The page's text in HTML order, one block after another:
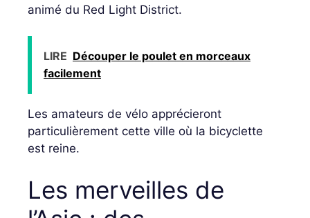
animé du Red Light District.
LIRE Découper le poulet en morceaux
facilement
Les amateurs de vélo apprécieront
particulièrement cette ville où la bicyclette
est reine.
Les merveilles de